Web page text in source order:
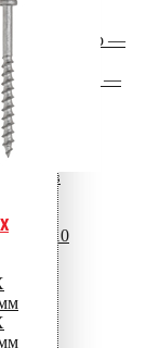
Alpai (светло —
Alpai (темно —
110
75
в
-110